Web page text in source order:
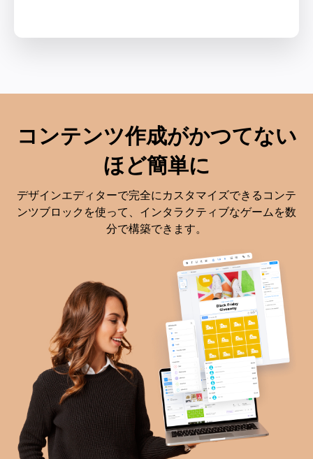
コンテンツ作成がかつてない
ほど簡単に
デザインエディターで完全にカスタマイズできるコンテ
ンツブロックを使って、インタラクティブなゲームを数
分で構築できます。